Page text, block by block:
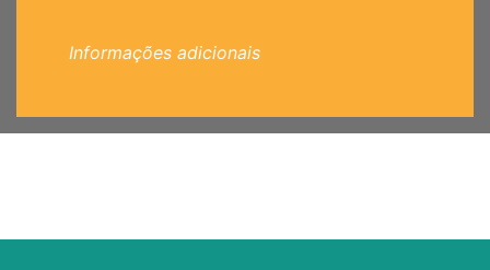
Informações adicionais